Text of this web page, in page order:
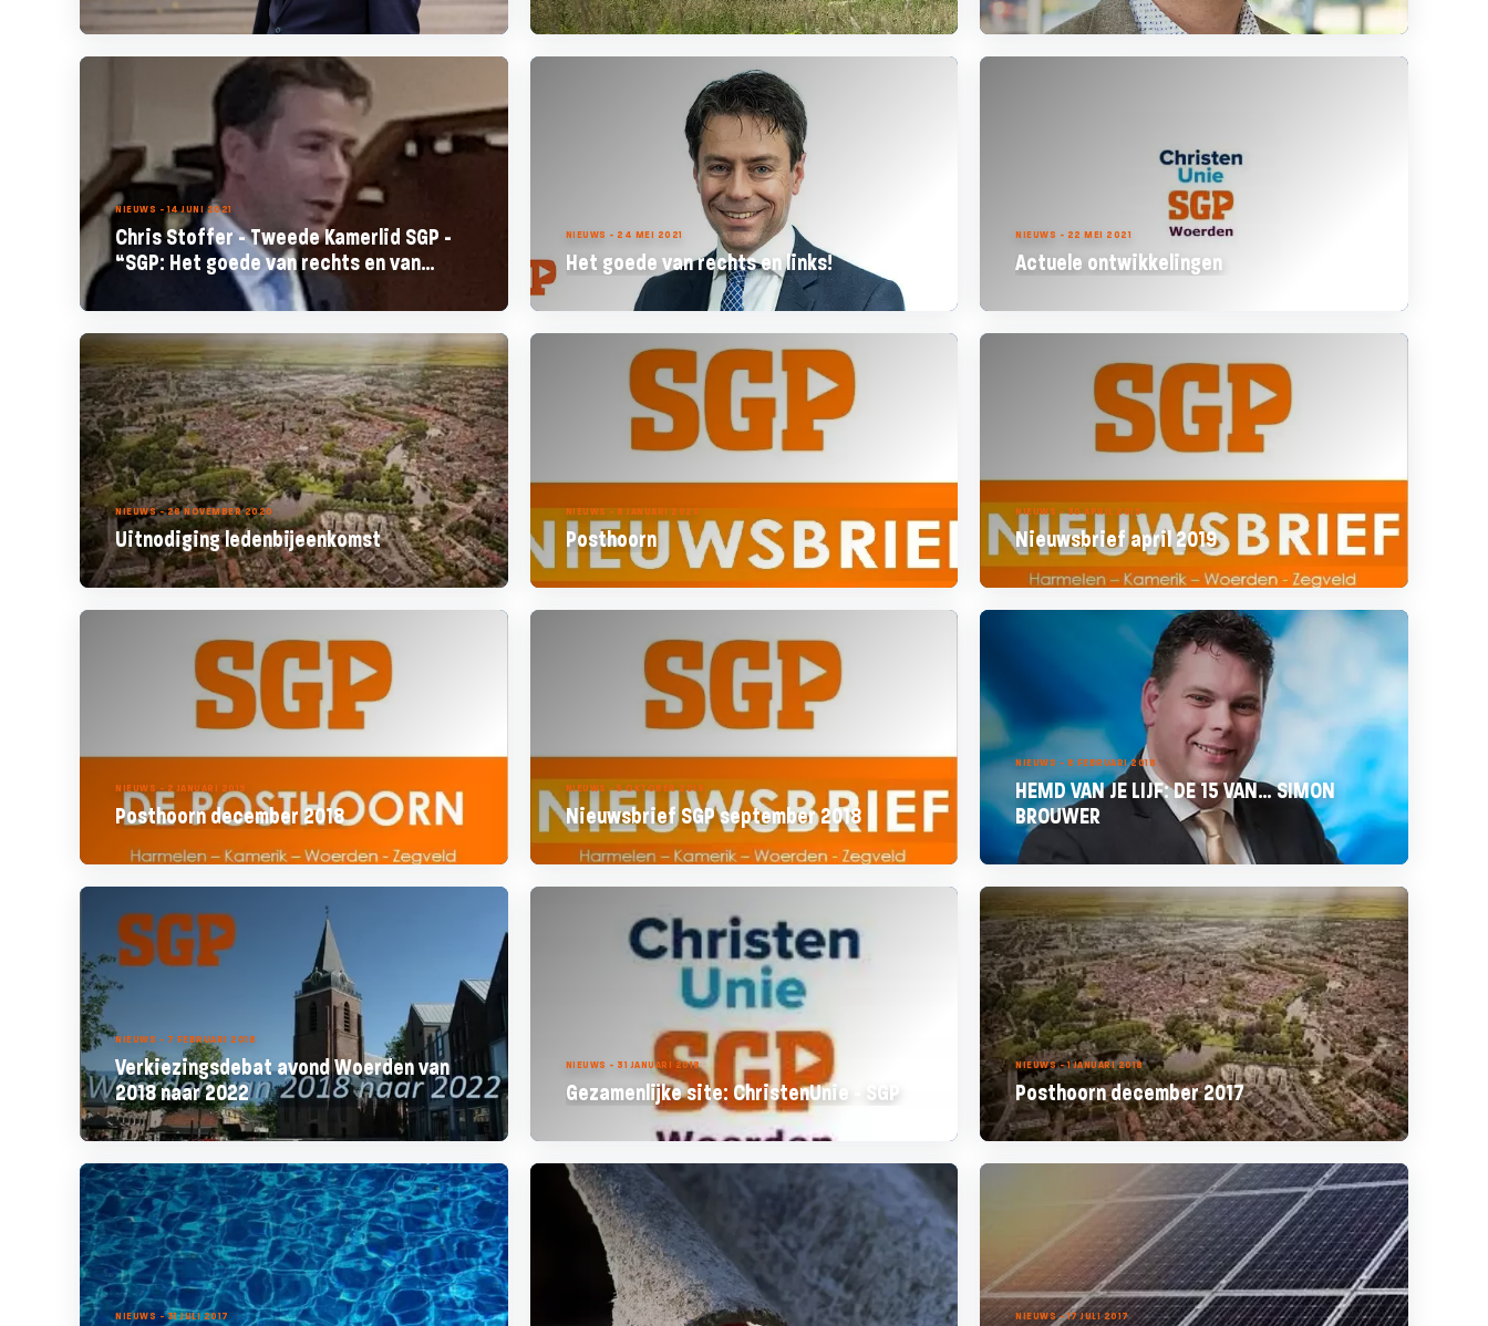
NIEUWS - 14 JUNI 2021
Chris Stoffer - Tweede Kamerlid SGP -
“SGP: Het goede van rechts en van
NIEUWS - 24 MEI 2021
Het goede van rechts en links!
NIEUWS - 22 MEI 2021
Actuele ontwikkelingen
NIEUWS - 26 NOVEMBER 2020
Uitnodiging ledenbijeenkomst
NIEUWS - 8 JANUARI 2020
Posthoorn
NIEUWS - 30 APRIL 2019
Nieuwsbrief april 2019
NIEUWS - 2 JANUARI 2019
Posthoorn december 2018
NIEUWS - 5 OKTOBER 2018
Nieuwsbrief SGP september 2018
NIEUWS - 8 FEBRUARI 2018
HEMD VAN JE LIJF: DE 15 VAN… SIMON
BROUWER
NIEUWS - 7 FEBRUARI 2018
Verkiezingsdebat avond Woerden van
2018 naar 2022
NIEUWS - 31 JANUARI 2018
Gezamenlijke site: ChristenUnie - SGP
NIEUWS - 1 JANUARI 2018
Posthoorn december 2017
NIEUWS - 31 JULI 2017 NIEUWS - 17 JULI 2017